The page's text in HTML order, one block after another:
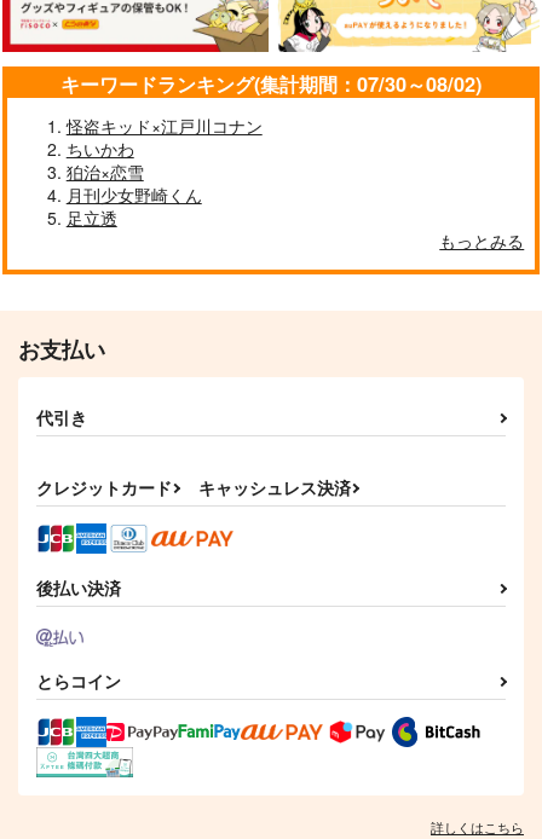
サンプル
作品詳細
サンプル
作品詳細
サンプル
作品詳細
散らない桜
油凪
1,415円
サンプル
作品詳細
スタートライン
787円
サンプル
キーワードランキング(集計期間：07/30～08/02)
怪盗キッド×江戸川コナン
ちいかわ
狛治×恋雪
月刊少女野崎くん
足立透
もっとみる
お支払い
代引き
クレジットカード キャッシュレス決済
後払い決済
とらコイン
詳しくはこちら